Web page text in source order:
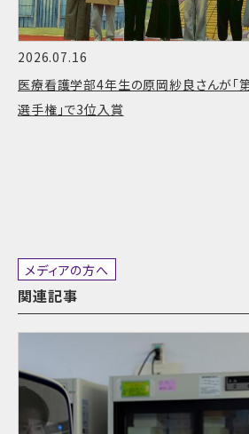
2026.07.16
医療看護学部4年生の原岡紗良さんが
選手権」で3位入賞
メディアの方へ
関連記事